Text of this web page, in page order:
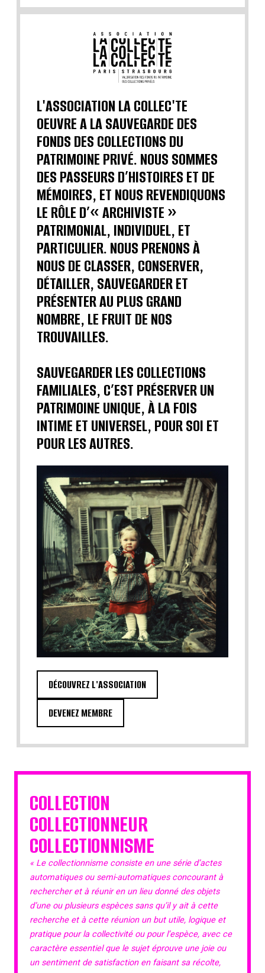
L'ASSOCIATION LA COLLEC'TE
OEUVRE A LA SAUVEGARDE DES
FONDS DES COLLECTIONS DU
PATRIMOINE PRIVÉ. NOUS SOMMES
DES PASSEURS D’HISTOIRES ET DE
MÉMOIRES, ET NOUS REVENDIQUONS
LE RÔLE D’« ARCHIVISTE »
PATRIMONIAL, INDIVIDUEL, ET
PARTICULIER. NOUS PRENONS À
NOUS DE CLASSER, CONSERVER,
DÉTAILLER, SAUVEGARDER ET
PRÉSENTER AU PLUS GRAND
NOMBRE, LE FRUIT DE NOS
TROUVAILLES.
SAUVEGARDER LES COLLECTIONS
FAMILIALES, C’EST PRÉSERVER UN
PATRIMOINE UNIQUE, À LA FOIS
INTIME ET UNIVERSEL, POUR SOI ET
POUR LES AUTRES.
DÉCOUVREZ L'ASSOCIATION
DEVENEZ MEMBRE
COLLECTION
COLLECTIONNEUR
COLLECTIONNISME
« Le collectionnisme consiste en une série d’actes
automatiques ou semi-automatiques concourant à
rechercher et à réunir en un lieu donné des objets
d’une ou plusieurs espèces sans qu’il y ait à cette
recherche et à cette réunion un but utile, logique et
pratique pour la collectivité ou pour l’espèce, avec ce
caractère essentiel que le sujet éprouve une joie ou
un sentiment de satisfaction en faisant sa récolte,